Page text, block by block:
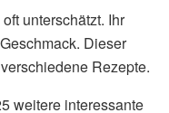
oft unterschätzt. Ihr
Dieser
Rezepte.
weitere interessante